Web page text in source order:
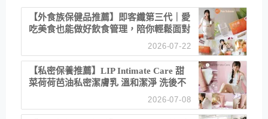
【外食族保健品推薦】即客纖第三代｜愛
吃美食也能做好飲食管理，陪你輕鬆面對
2026-07-22
【私密保養推薦】LIP Intimate Care 甜
菜荷荷芭油私密潔膚乳 溫和潔淨 洗後不
2026-07-08